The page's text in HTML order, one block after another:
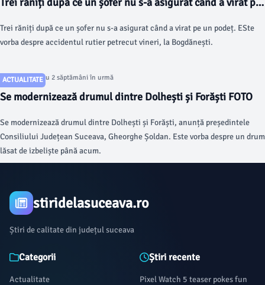
Trei răniți după ce un șofer nu s-a asigurat când a virat pe un podeț. ESte
vorba despre accidentul rutier petrecut vineri, la Bogdănești.
ACTUALITATE
Articol postat cu 2 săptămâni în urmă
Se modernizează drumul dintre Dolhești și Forăști FOTO
Se modernizează drumul dintre Dolhești și Forăști, anunță președintele
Consiliului Județean Suceava, Gheorghe Șoldan. Este vorba despre un drum
lăsat de izbeliște până acum.
stiridelasuceava.ro
Știri de calitate din județul suceava
Categorii
Actualitate
Știri recente
Pixel Watch 5 teaser pokes fun